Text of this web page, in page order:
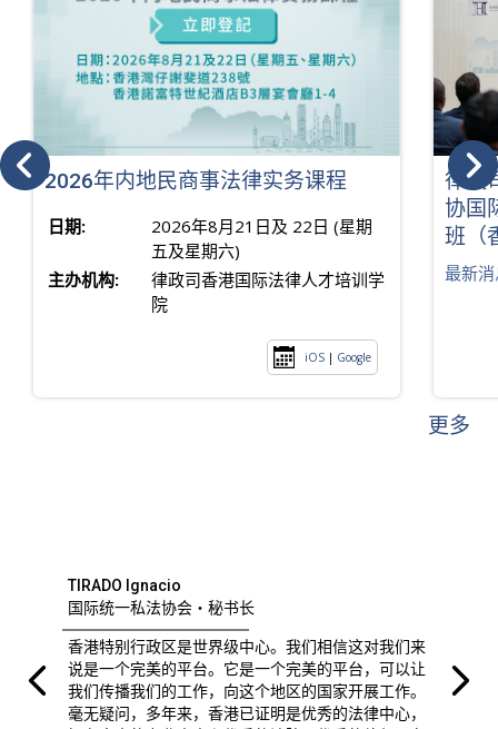
2026年内地民商事法律实务课程
日期:
2026年8月21日及 22日 (星期
五及星期六)
主办机构:
律政司香港国际法律人才培训学
院
iOS | Google
律政
协国
班（
最新
更多
TIRADO Ignacio
国际统一私法协会・秘书长
香港特别行政区是世界级中心。我们相信这对我们来
说是一个完美的平台。它是一个完美的平台，可以让
我们传播我们的工作，向这个地区的国家开展工作。
毫无疑问，多年来，香港已证明是优秀的法律中心，